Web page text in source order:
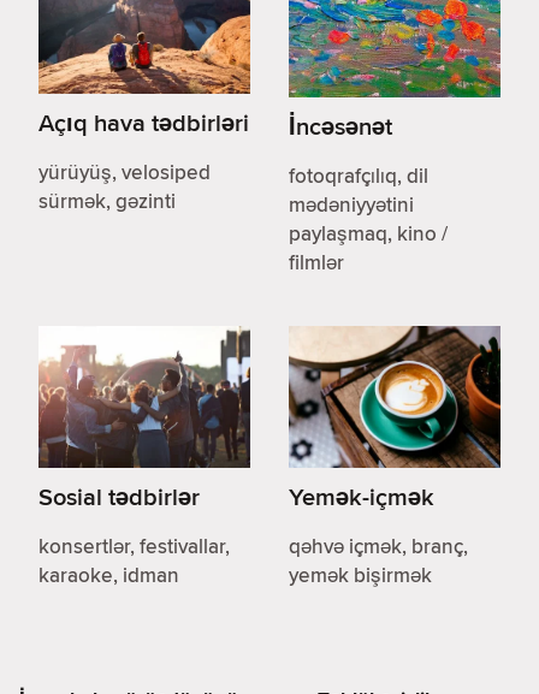
Açıq hava tədbirləri
yürüyüş, velosiped
sürmək, gəzinti
İncəsənət
fotoqrafçılıq, dil
mədəniyyətini
paylaşmaq, kino /
filmlər
Sosial tədbirlər
konsertlər, festivallar,
karaoke, idman
Yemək-içmək
qəhvə içmək, branç,
yemək bişirmək